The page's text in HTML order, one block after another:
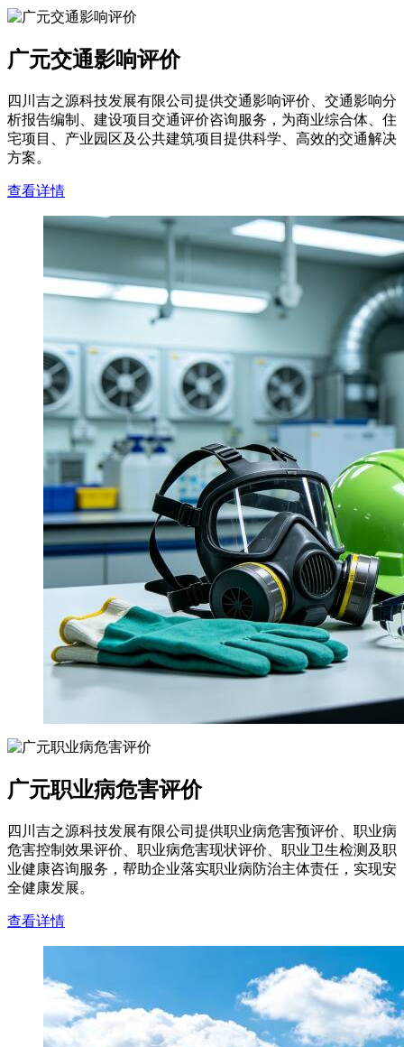
广元交通影响评价
四川吉之源科技发展有限公司提供交通影响评价、交通影响分
析报告编制、建设项目交通评价咨询服务，为商业综合体、住
宅项目、产业园区及公共建筑项目提供科学、高效的交通解决
方案。
查看详情
广元职业病危害评价
四川吉之源科技发展有限公司提供职业病危害预评价、职业病
危害控制效果评价、职业病危害现状评价、职业卫生检测及职
业健康咨询服务，帮助企业落实职业病防治主体责任，实现安
全健康发展。
查看详情